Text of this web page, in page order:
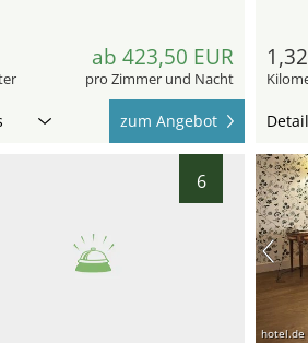
ab 423,50 EUR
pro Zimmer und Nacht
zum Angebot
1,32
6
hotel.de